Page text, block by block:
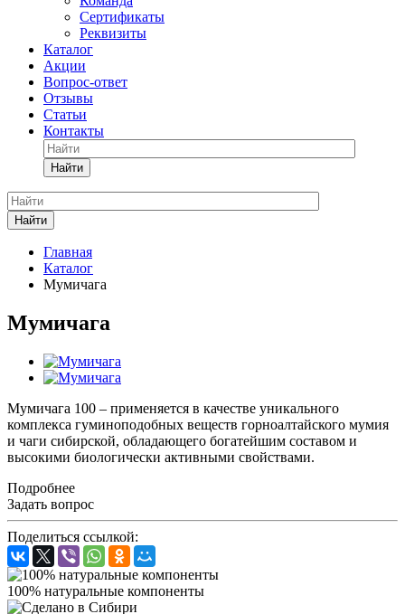
Сертификаты
Реквизиты
Каталог
Акции
Вопрос-ответ
Отзывы
Статьи
Контакты
Найти
Найти
Главная
Каталог
Мумичага
Мумичага
Мумичага 100 – применяется в качестве уникального
комплекса гуминоподобных веществ горноалтайского мумия
и чаги сибирской, обладающего богатейшим составом и
высокими биологически активными свойствами.
Подробнее
Задать вопрос
Поделиться ссылкой:
100% натуральные компоненты